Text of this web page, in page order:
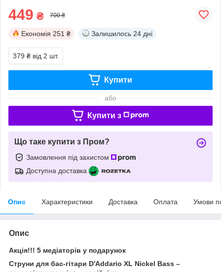
449 ₴ 700 ₴
Економія 251 ₴ Залишилось 24 дні
379 ₴ від 2 шт.
Купити
або
Купити з
Що таке купити з Пром?
Замовлення під захистом
Доступна доставка
Опис Характеристики Доставка Оплата Умови
Опис
Акція!!! 5 медіаторів у подарунок
Струни для бас-гітари D'Addario XL Nickel Bass –